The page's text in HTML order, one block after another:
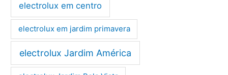
electrolux em centro
electrolux em jardim primavera
electrolux Jardim América